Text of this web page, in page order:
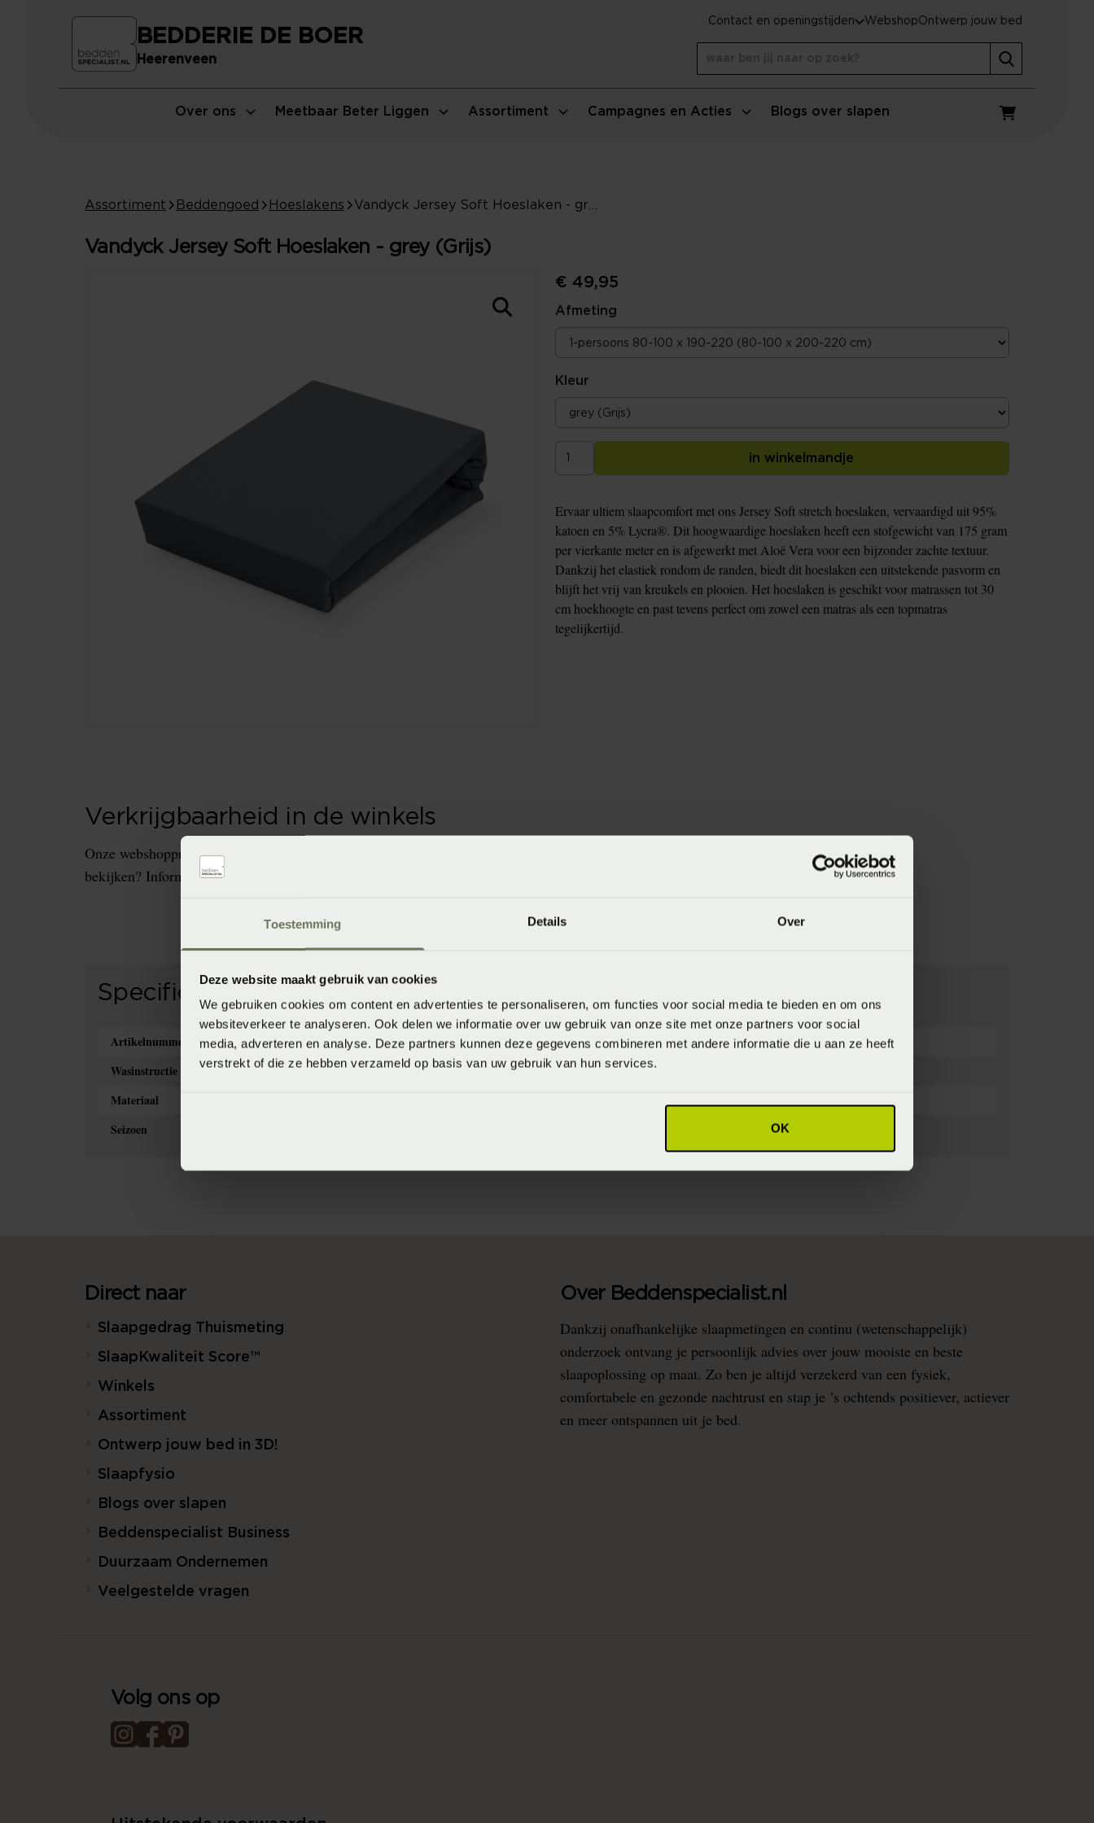
Toestemming Details Over
Deze website maakt gebruik van cookies
We gebruiken cookies om content en advertenties te personaliseren, om functies voor social media te bieden en om ons
websiteverkeer te analyseren. Ook delen we informatie over uw gebruik van onze site met onze partners voor social
media, adverteren en analyse. Deze partners kunnen deze gegevens combineren met andere informatie die u aan ze heeft
verstrekt of die ze hebben verzameld op basis van uw gebruik van hun services.
OK
Over ons Meetbaar Beter Liggen Assortiment Campagnes en Acties Blogs over slapen
Winkelwagen
BEDDERIE DE BOER
Heerenveen
Contact en openingstijden WebshopOntwerp jouw bed
Assortiment Beddengoed Hoeslakens
Vandyck Jersey Soft Hoeslaken - grey (Grijs)
€ 49,95
Afmeting
Kleur
in winkelmandje
Ervaar ultiem slaapcomfort met ons Jersey Soft stretch hoeslaken, vervaardigd uit 95%
katoen en 5% Lycra®. Dit hoogwaardige hoeslaken heeft een stofgewicht van 175 gram
per vierkante meter en is afgewerkt met Aloë Vera voor een bijzonder zachte textuur.
Dankzij het elastiek rondom de randen, biedt dit hoeslaken een uitstekende pasvorm en
blijft het vrij van kreukels en plooien. Het hoeslaken is geschikt voor matrassen tot 30
cm hoekhoogte en past tevens perfect om zowel een matras als een topmatras
tegelijkertijd.
Verkrijgbaarheid in de winkels
Onze webshopproducten zijn niet altijd verkrijgbaar in de winkel. Wil je het product in de winkel
bekijken? Informeer dan eerst naar de beschikbaarheid.
Specificaties
Artikelnummer 8718471280631
Wasinstructie Wasvoorschrift: wassen op 40°C of 60°C
Materiaal
Seizoen
Direct naar
Slaapgedrag Thuismeting
SlaapKwaliteit Score™
Winkels
Assortiment
Ontwerp jouw bed in 3D!
Slaapfysio
Blogs over slapen
Beddenspecialist Business
Duurzaam Ondernemen
Veelgestelde vragen
Over Beddenspecialist.nl
Dankzij onafhankelijke slaapmetingen en continu (wetenschappelijk)
onderzoek ontvang je persoonlijk advies over jouw mooiste en beste
slaapoplossing op maat. Zo ben je altijd verzekerd van een fysiek,
comfortabele en gezonde nachtrust en stap je ’s ochtends positiever, actiever
en meer ontspannen uit je bed.
Volg ons op